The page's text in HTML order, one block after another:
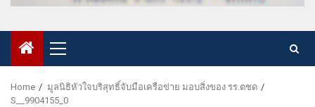
Primary
Menu
Home
มูลนิธิหัวใจบริสุทธิ์จับมือเครือข่าย มอบสิ่งของ รร.ตชด
S__9904155_0